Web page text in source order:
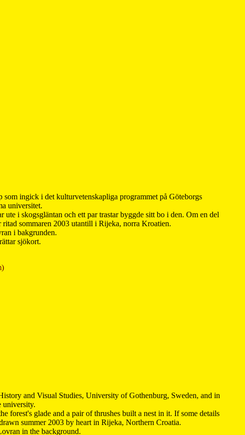
ingick i det kulturvetenskapliga programmet på Göteborgs
universitet.
i skogsgläntan och ett par trastar byggde sitt bo i den. Om en del
sommaren 2003 utantill i Rijeka, norra Kroatien.
i bakgrunden.
sjökort.
and Visual Studies, University of Gothenburg, Sweden, and in
university.
forest's glade and a pair of thrushes built a nest in it. If some details
summer 2003 by heart in Rijeka, Northern Croatia.
in the background.